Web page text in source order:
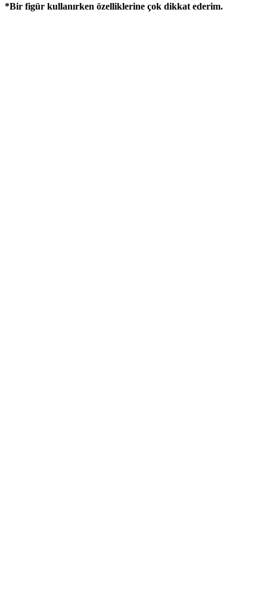
*Bir figür kullanırken özelliklerine çok dikkat ederim.